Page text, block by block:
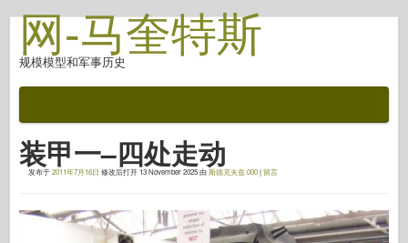
网-马奎特斯
规模模型和军事历史
战斗后
自动对焦武器
盔甲照片画廊
装甲一–四处走动
发布于2011年7月16日 修改后打开 13 November 2025由斯德克夫兹.000|留言